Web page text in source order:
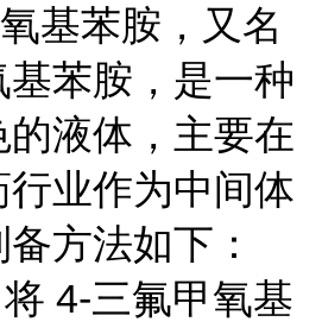
基苯胺，又名
苯胺，是一种
液体，主要在
行业作为中间体
方法如下：
4-三氟甲氧基